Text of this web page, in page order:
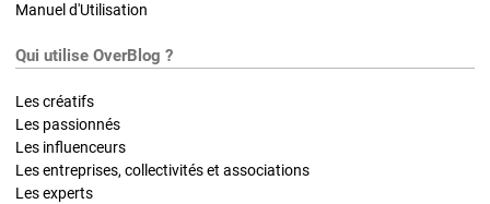
Manuel d'Utilisation
Qui utilise OverBlog ?
Les créatifs
Les passionnés
Les influenceurs
Les entreprises, collectivités et associations
Les experts